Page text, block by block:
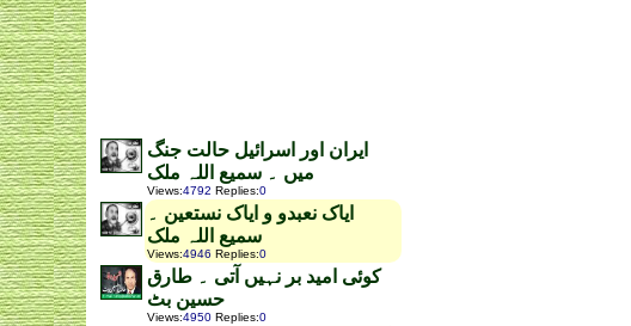
ایران اور اسرائیل حالت جنگ
میں ۔ سمیع اللہ ملک
Views:4792 Replies:0
ایاک نعبدو و ایاک نستعین ۔
سمیع اللہ ملک
Views:4946 Replies:0
کوئی امید بر نہیں آتی ۔ طارق
حسین بٹ
Views:4950 Replies:0